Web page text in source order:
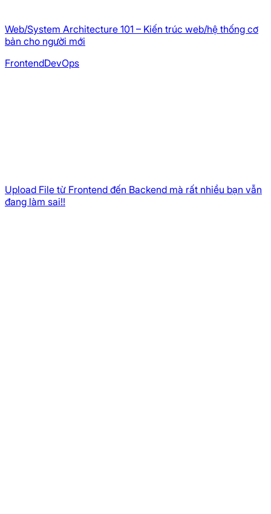
Web/System Architecture 101 – Kiến trúc web/hệ thống cơ
bản cho người mới
FrontendDevOps
Upload File từ Frontend đến Backend mà rất nhiều bạn vẫn
đang làm sai!!